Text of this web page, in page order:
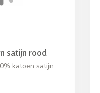
satijn rood
katoen satijn